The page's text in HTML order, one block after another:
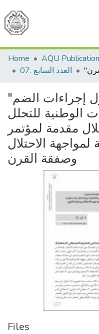
All
Home
AQU
07. العدد السابع
"ورقة سياسات حول إجراءات الضم
الوطنية للتحلل
مقدمة لمؤتمر
لمواجهة الاحتلال
وصفقة القرن
Files